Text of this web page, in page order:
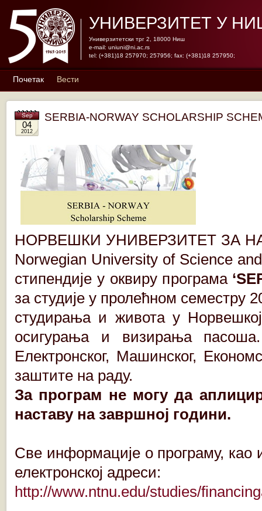
УНИВЕРЗИТЕТ У
Универзитетски трг 2, 18000 Ниш
e-mail: uniuni@ni.ac.rs
tel: (+381)18 257970; 257956; fax: (+381)18 257950;
Почетак Вести
Sep
04
2012
SERBIA-NORWAY SCHOLARSHIP
НОРВЕШКИ УНИВЕРЗИТЕТ ЗА
Norwegian University of Science
стипендије у оквиру програма
за студије у пролећном семестру
студирања и живота у
осигурања и визирања
Електронског, Машинског,
заштите на раду.
За програм не могу да
наставу на завршној години.
Све информације о програму,
електронској адреси:
http://www.ntnu.edu/studies/